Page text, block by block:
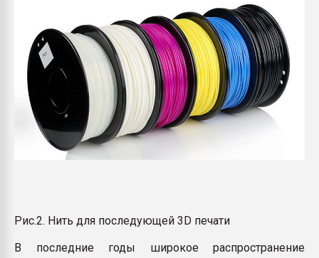
Рис.2. Нить для последующей 3D печати
В последние годы широкое распространение